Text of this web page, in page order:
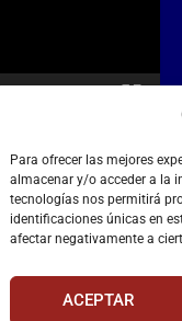
Para ofrecer las mejores
almacenar y/o acceder a la
tecnologías nos permitirá
identificaciones únicas en
afectar negativamente a
ACEPTAR